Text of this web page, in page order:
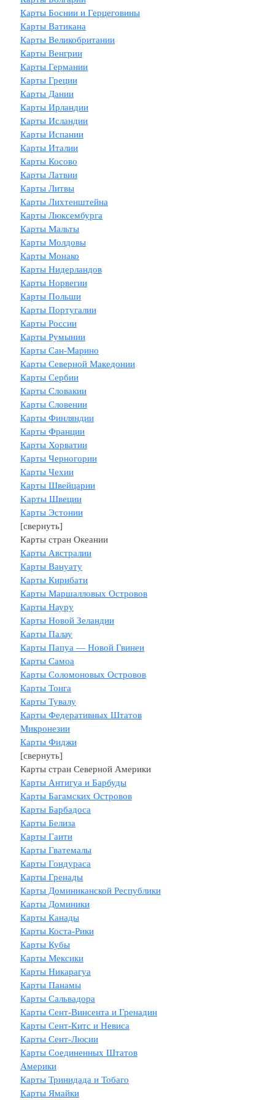
Карты Боснии и Герцеговины
Карты Ватикана
Карты Великобритании
Карты Венгрии
Карты Германии
Карты Греции
Карты Дании
Карты Ирландии
Карты Исландии
Карты Испании
Карты Италии
Карты Косово
Карты Латвии
Карты Литвы
Карты Лихтенштейна
Карты Люксембурга
Карты Мальты
Карты Молдовы
Карты Монако
Карты Нидерландов
Карты Норвегии
Карты Польши
Карты Португалии
Карты России
Карты Румынии
Карты Сан-Марино
Карты Северной Македонии
Карты Сербии
Карты Словакии
Карты Словении
Карты Финляндии
Карты Франции
Карты Хорватии
Карты Черногории
Карты Чехии
Карты Швейцарии
Kарты Швеции
Карты Эстонии
[свернуть]
Карты стран Океании
Карты Австралии
Карты Вануату
Карты Кирибати
Карты Маршалловых Островов
Карты Науру
Карты Новой Зеландии
Карты Палау
Карты Папуа — Новой Гвинеи
Карты Самоа
Карты Соломоновых Островов
Карты Тонга
Карты Тувалу
Карты Федеративных Штатов
Микронезии
Карты Фиджи
[свернуть]
Карты стран Северной Америки
Карты Антигуа и Барбуды
Карты Багамских Островов
Карты Барбадоса
Карты Белиза
Карты Гаити
Карты Гватемалы
Карты Гондураса
Карты Гренады
Карты Доминиканской Республики
Карты Доминики
Карты Канады
Карты Коста-Рики
Карты Кубы
Карты Мексики
Карты Никарагуа
Карты Панамы
Карты Сальвадора
Карты Сент-Винсента и Гренадин
Карты Сент-Китс и Невиса
Карты Сент-Люсии
Карты Соединенных Штатов
Америки
Карты Тринидада и Тобаго
Карты Ямайки